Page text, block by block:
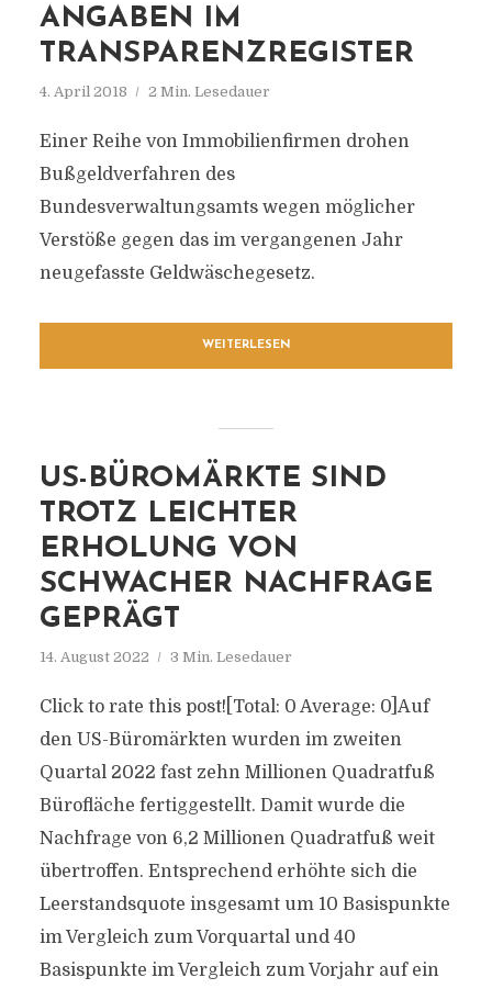
NGABEN IM T
RANSPARENZREGISTER
4. April 2018 2 Min. Lesedauer
Einer Reihe von Immobilienfirmen drohen
Bußgeldverfahren des
Bundesverwaltungsamts wegen möglicher
Verstöße gegen das im vergangenen Jahr
neugefasste Geldwäschegesetz.
WEITERLESEN
US-BÜROMÄRKTE SIND
TROTZ LEICHTER
ERHOLUNG VON
SCHWACHER NACHFRAGE
GEPRÄGT
14. August 2022 3 Min. Lesedauer
Click to rate this post![Total: 0 Average: 0]Auf
den US-Büromärkten wurden im zweiten
Quartal 2022 fast zehn Millionen Quadratfuß
Bürofläche fertiggestellt. Damit wurde die
Nachfrage von 6,2 Millionen Quadratfuß weit
übertroffen. Entsprechend erhöhte sich die
Leerstandsquote insgesamt um 10 Basispunkte
im Vergleich zum Vorquartal und 40
Basispunkte im Vergleich zum Vorjahr auf ein